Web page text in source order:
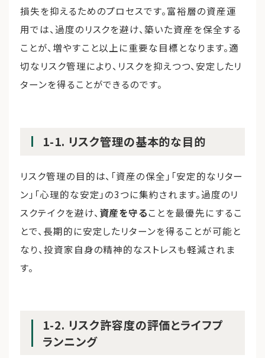
損失を抑えるためのプロセスです。富裕層の資産運
用では、過度のリスクを避け、築いた資産を保全する
ことが、増やすこと以上に重要な目標となります。適
切なリスク管理により、リスクを抑えつつ、安定したリ
ターンを得ることができるのです。
1-1. リスク管理の基本的な目的
リスク管理の目的は、「資産の保全」「安定的なリター
ン」「心理的な安定」の3つに集約されます。過度のリ
スクテイクを避け、 資産を守ることを最優先にするこ
とで、長期的に安定したリターンを得ることが可能と
なり、投資家自身の精神的なストレスも軽減されま
す。
1-2. リスク許容度の評価とライフプ
ランニング